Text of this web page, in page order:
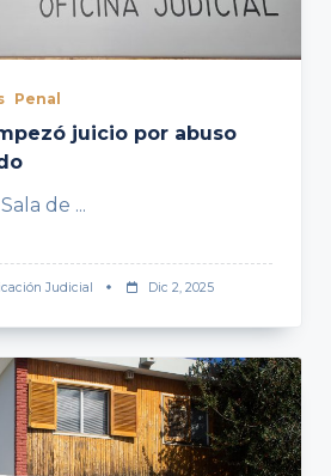
Penal
juicio por abuso
de ...
Judicial Dic 2, 2025